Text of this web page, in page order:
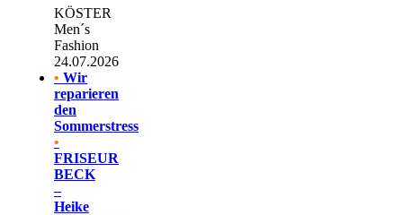
KÖSTER
Men´s
Fashion
24.07.2026
• Wir
reparieren
den
Sommerstress
•
FRISEUR
BECK
–
Heike